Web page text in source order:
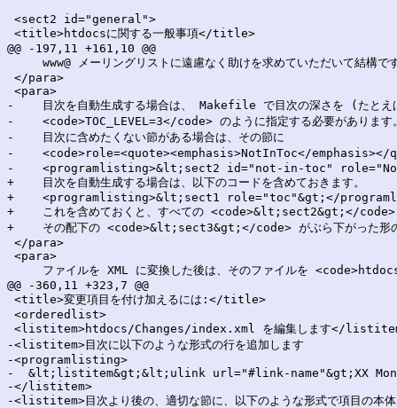
<sect2 id="general">
<title>htdocsに関する一般事項</title>
@@ -197,11 +161,10 @@
www@ メーリングリストに遠慮なく助けを求めていただいて結構で
</para>
<para>
-    目次を自動生成する場合は、 Makefile で目次の深さを (たと
-    <code>TOC_LEVEL=3</code> のように指定する必要があります
-    目次に含めたくない節がある場合は、その節に
-    <code>role=<quote><emphasis>NotInToc</emphasis></
-    <programlisting>&lt;sect2 id="not-in-toc"
+    目次を自動生成する場合は、以下のコードを含めておきます。
+    <programlisting>&lt;sect1 role="toc"&gt;</
+    これを含めておくと、すべての <code>&lt;sect2&gt;</code>
+    その配下の <code>&lt;sect3&gt;</code> がぶら下がった形の
</para>
<para>
ファイルを XML に変換した後は、そのファイルを
@@ -360,11 +323,7 @@
<title>変更項目を付け加えるには:</title>
<orderedlist>
<listitem>htdocs/Changes/index.xml を編集します</
-<listitem>目次に以下のような形式の行を追加します
-<programlisting>
-  &lt;listitem&gt;&lt;ulink url="#link-name"&gt;XX Mon
-</listitem>
-<listitem>目次より後の、適切な節に、以下のような形式で項目の本体